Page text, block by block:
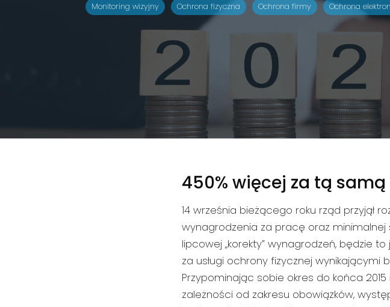
Monitoring wizyjny Ochrona fizyczna Ochrona firmy Ochrona
450% więcej za tą samą
14 września bieżącego roku rząd przyjął
wynagrodzenia za pracę oraz minimalnej
lipcowej „korekty” wynagrodzeń, będzie
za usługi ochrony fizycznej wynikającymi
Przypominając sobie okres do końca
zależności od zakresu obowiązków,